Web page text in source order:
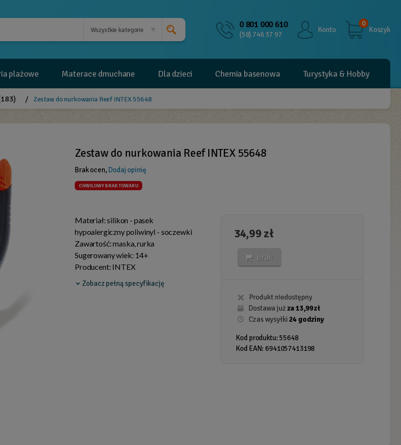
0 801 000 610
(58) 746 37 97
Konto
0
Koszyk
plażowe Materace dmuchane Dla dzieci Chemia basenowa Turystyka & Hobby
/ Zestaw do nurkowania Reef INTEX 55648
Zestaw do nurkowania Reef INTEX 55648
Brak ocen, Dodaj opinię
CHWILOWY BRAK TOWARU
34,99 zł
brak
Dostawa już za 13,99 zł
Czas wysyłki 24 godziny
Kod produktu: 55648
Kod EAN: 6941057413198
Materiał:silikon - pasek
hypoalergiczny poliwinyl - soczewki
Zawartość:maska, rurka
Sugerowany wiek: 14+
Producent: INTEX
Zobacz pełną specyfikację